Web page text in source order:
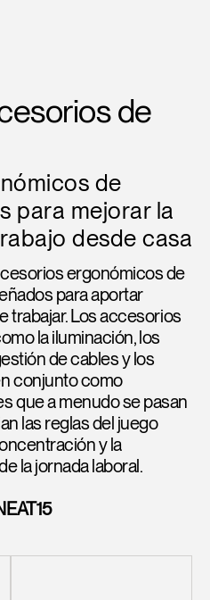
de
de
para mejorar la
desde casa
ergonómicos de
para aportar
trabajar. Los accesorios
la iluminación, los
de cables y los
conjunto como
que a menudo se pasan
las reglas del juego
y la
la jornada laboral.